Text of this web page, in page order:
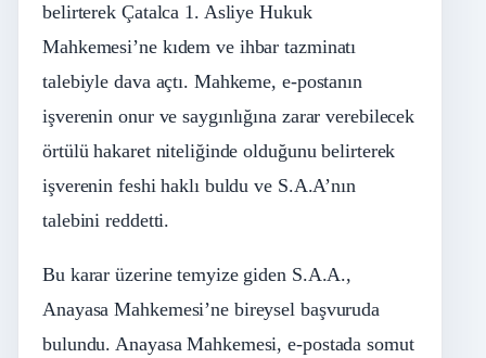
belirterek Çatalca 1. Asliye Hukuk
Mahkemesi’ne kıdem ve ihbar tazminatı
talebiyle dava açtı. Mahkeme, e-postanın
işverenin onur ve saygınlığına zarar verebilecek
örtülü hakaret niteliğinde olduğunu belirterek
işverenin feshi haklı buldu ve S.A.A’nın
talebini reddetti.
Bu karar üzerine temyize giden S.A.A.,
Anayasa Mahkemesi’ne bireysel başvuruda
bulundu. Anayasa Mahkemesi, e-postada somut